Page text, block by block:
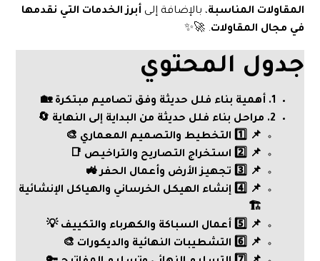
المقاولات المناسبة، بالإضافة إلى أبرز الخدمات التي نقدمها
في مجال المقاولات. 🚀✨
جدول المحتوي
1. أهمية بناء فلل حديثة وفق تصاميم مبتكرة 🏡
2. مراحل بناء فلل حديثة من البداية إلى النهاية 🔄
📌 1️⃣ التخطيط والتصميم المعماري 🎨
📌 2️⃣ استخراج التصاريح والتراخيص 📑
📌 3️⃣ تجهيز الأرض وأعمال الحفر 🚜
📌 4️⃣ إنشاء الهيكل الخرساني والهياكل الإنشائية
🏗️
📌 5️⃣ أعمال السباكة والكهرباء والتكييف 💡
📌 6️⃣ التشطيبات النهائية والديكورات 🎨